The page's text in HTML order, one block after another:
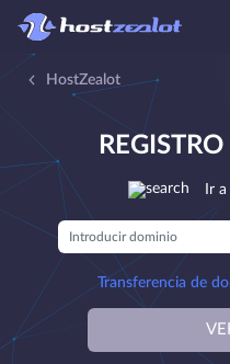
HostZealot
Ir
Transferencia de